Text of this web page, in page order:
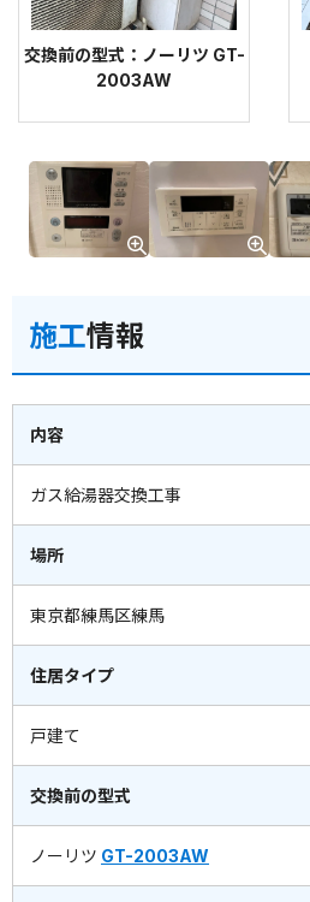
交換前の型式：ノーリツ GT-
2003AW
施工情報
内容
ガス給湯器交換工事
場所
東京都練馬区練馬
住居タイプ
戸建て
交換前の型式
ノーリツ GT-2003AW